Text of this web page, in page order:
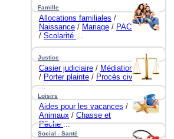
Loisirs
Aides pour les vacances /
Animaux / Chasse et
Pêche...
Justice
Casier judiciaire / Médiation
/ Porter plainte / Procès civil
...
Famille
Allocations familiales /
Naissance / Mariage / PACS
/ Scolarité ...
Social - Santé